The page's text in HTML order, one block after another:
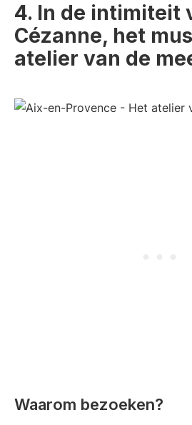
4. In de intimiteit
Cézanne, het
atelier van de
Waarom bezoeken?